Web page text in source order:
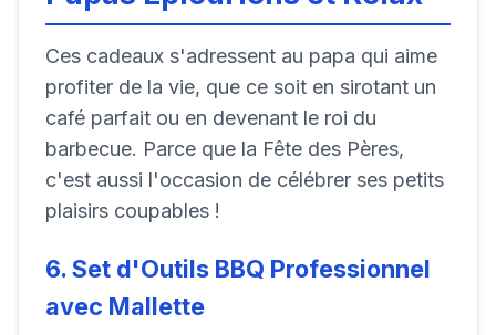
Ces cadeaux s'adressent au papa qui aime
profiter de la vie, que ce soit en sirotant un
café parfait ou en devenant le roi du
barbecue. Parce que la Fête des Pères,
c'est aussi l'occasion de célébrer ses petits
plaisirs coupables !
6. Set d'Outils BBQ Professionnel
avec Mallette